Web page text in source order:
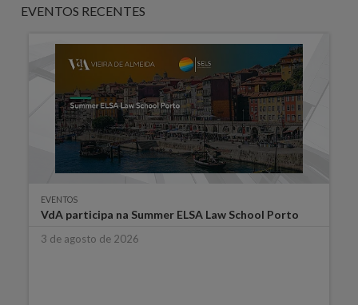
EVENTOS RECENTES
EVENTOS
VdA participa na Summer ELSA Law School Porto
3 de agosto de 2026